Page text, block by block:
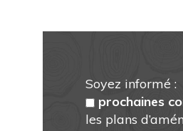
Soyez informé :
prochaines
les plans